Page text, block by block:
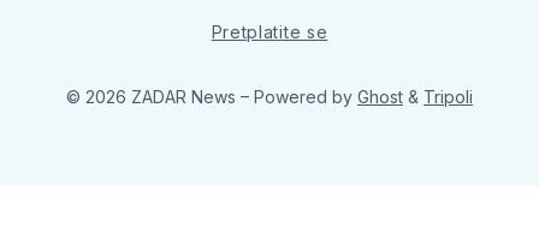
Pretplatite se
© 2026 ZADAR News – Powered by Ghost & Tripoli